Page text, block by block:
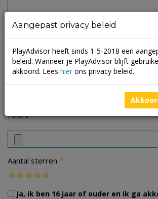
Foto's
Aantal sterren *
Ja, ik ben 16 jaar of ouder en ik ga
Aangepast privacy beleid
PlayAdvisor heeft sinds 1-5-2018 een
beleid. Wanneer je PlayAdvisor blijft
akkoord. Lees hier ons privacy beleid.